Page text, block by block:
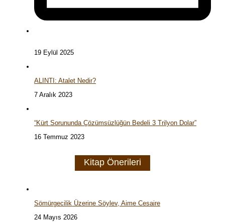
19 Eylül 2025
ALINTI: Atalet Nedir?
7 Aralık 2023
“Kürt Sorununda Çözümsüzlüğün Bedeli 3 Trilyon Dolar”
16 Temmuz 2023
Kitap Önerileri
Sömürgecilik Üzerine Söylev, Aime Cesaire
24 Mayıs 2026